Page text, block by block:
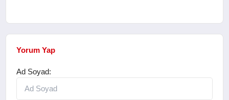
Yorum Yap
Ad Soyad: